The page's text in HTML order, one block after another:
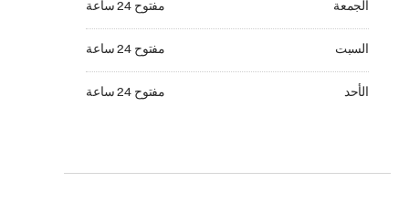
الجمعة مفتوح 24 ساعة
السبت مفتوح 24 ساعة
الأحد مفتوح 24 ساعة
الأحد مفتوح 24 ساعة